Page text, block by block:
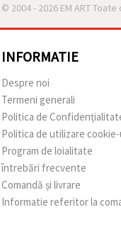
© 2004 - 2026 EM ART
INFORMATIE
Despre noi
Termeni generali
Politica de
Politica de utilizare
Program de loialitate
întrebări frecvente
Comandă și livrare
Informatie referitor la